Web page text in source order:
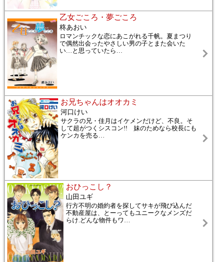
乙女ごころ・夢ごころ
柊あおい
ロマンチックな恋にあこがれる千帆。夏まつり
で偶然出会ったやさしい男の子とまた会いた
い…と思っていたら …
お兄ちゃんはオオカミ
河口けい
サクラの兄・佳月はイケメンだけど、不良。そ
して超がつくシスコン!! 妹のためなら校長にも
ケンカを売る…
おひっこし？
山田ユギ
行方不明の婚約者を探してサキが飛び込んだ
不動産屋は、とーってもユニークなメンズだ
らけ.どんな物件もワ …